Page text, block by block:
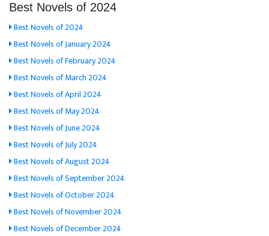
Best Novels of 2024
Best Novels of 2024
Best Novels of January 2024
Best Novels of February 2024
Best Novels of March 2024
Best Novels of April 2024
Best Novels of May 2024
Best Novels of June 2024
Best Novels of July 2024
Best Novels of August 2024
Best Novels of September 2024
Best Novels of October 2024
Best Novels of November 2024
Best Novels of December 2024